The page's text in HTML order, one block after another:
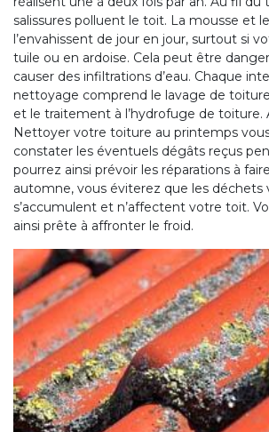
salissures polluent le toit. La mousse et
l’envahissent de jour en jour, surtout si
tuile ou en ardoise. Cela peut être
causer des infiltrations d’eau. Chaque
nettoyage comprend le lavage de
et le traitement à l’hydrofuge de toiture.
Nettoyer votre toiture au printemps
constater les éventuels dégâts reçus
pourrez ainsi prévoir les réparations à
automne, vous éviterez que les déchets
s’accumulent et n’affectent votre toit.
ainsi prête à affronter le froid.